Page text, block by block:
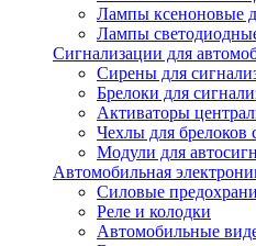
Лампы ксеноновые
Лампы
Сигнализации для
Сирены для
Брелоки для
Активаторы
Чехлы для брелоков
Модули для
Автомобильная
Силовые
Реле и колодки
Автомобильные